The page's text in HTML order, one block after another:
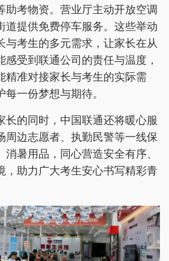
助考物资。营业厅主动开放空调
道提供免费停车服务。这些举动
与考生的多元需求，让家长在从
受到联通公司的责任与温度，
精准对接家长与考生的实际需
一份梦想与期待。
长的同时，中国联通还将暖心服
周边志愿者、执勤民警等一线保
消暑用品，同心营造安全有序、
，助力广大考生安心书写精彩青